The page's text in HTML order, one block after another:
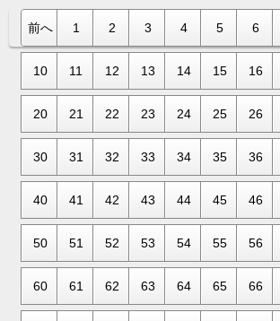
前へ 1 2 3 4 5 6
10 11 12 13 14 15 16
20 21 22 23 24 25 26
30 31 32 33 34 35 36
40 41 42 43 44 45 46
50 51 52 53 54 55 56
60 61 62 63 64 65 66